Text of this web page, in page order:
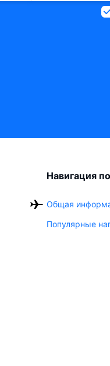
Навигация
Общая
Популярные